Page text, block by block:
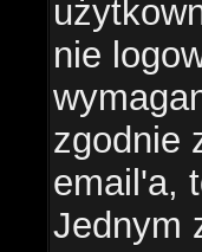
nie
zgodnie
email'a,
Jednym